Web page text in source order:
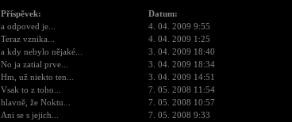
Příspěvek: Datum:
a odpoved je...
4. 04. 2009 9:55
Teraz vznika...
4. 04. 2009 1:25
a kdy nebylo nějaké...
3. 04. 2009 18:40
No ja zatial prve...
3. 04. 2009 18:34
Hm, už niekto ten...
3. 04. 2009 14:51
Vsak to z toho...
7. 05. 2008 11:54
hlavně, že Noktu...
7. 05. 2008 10:57
Ani se s jejich...
7. 05. 2008 9:33